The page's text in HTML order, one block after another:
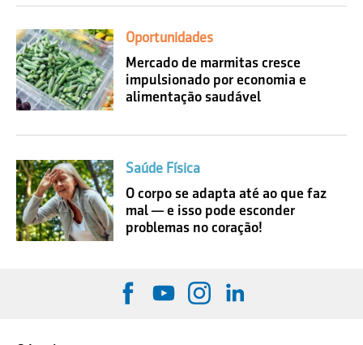
Oportunidades
Mercado de marmitas cresce
impulsionado por economia e
alimentação saudável
Saúde Física
O corpo se adapta até ao que faz
mal — e isso pode esconder
problemas no coração!